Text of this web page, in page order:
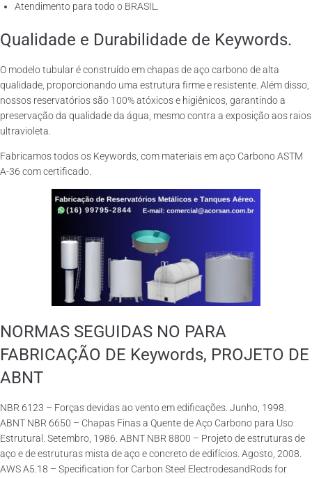
Atendimento para todo o BRASIL.
Qualidade e Durabilidade de Keywords.
O modelo tubular é construído em chapas de aço carbono de alta
qualidade, proporcionando uma estrutura firme e resistente. Além disso,
nossos reservatórios são 100% atóxicos e higiênicos, garantindo a
preservação da qualidade da água, mesmo contra a exposição aos raios
ultravioleta.
Fabricamos todos os Keywords, com materiais em aço Carbono ASTM
A-36 com certificado.
NORMAS SEGUIDAS NO PARA
FABRICAÇÃO DE Keywords, PROJETO DE
ABNT
NBR 6123 – Forças devidas ao vento em edificações. Junho, 1998.
ABNT NBR 6650 – Chapas Finas a Quente de Aço Carbono para Uso
Estrutural. Setembro, 1986. ABNT NBR 8800 – Projeto de estruturas de
aço e de estruturas mista de aço e concreto de edifícios. Agosto, 2008.
AWS A5.18 – Specification for Carbon Steel ElectrodesandRods for